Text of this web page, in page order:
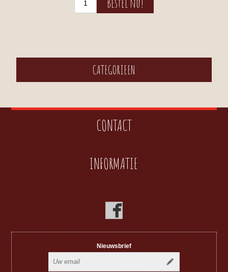
CATEGORIEEN
CONTACT
INFORMATIE
Nieuwsbrief